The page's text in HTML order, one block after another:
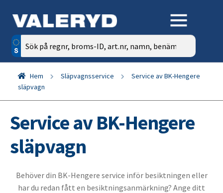
Sök
efter:
Hem Släpvagnsservice
Service av BK-Hengere
släpvagn
Service av BK-Hengere
släpvagn
Behöver din BK-Hengere service inför besiktningen eller
har du redan fått en besiktningsanmärkning? Ange ditt